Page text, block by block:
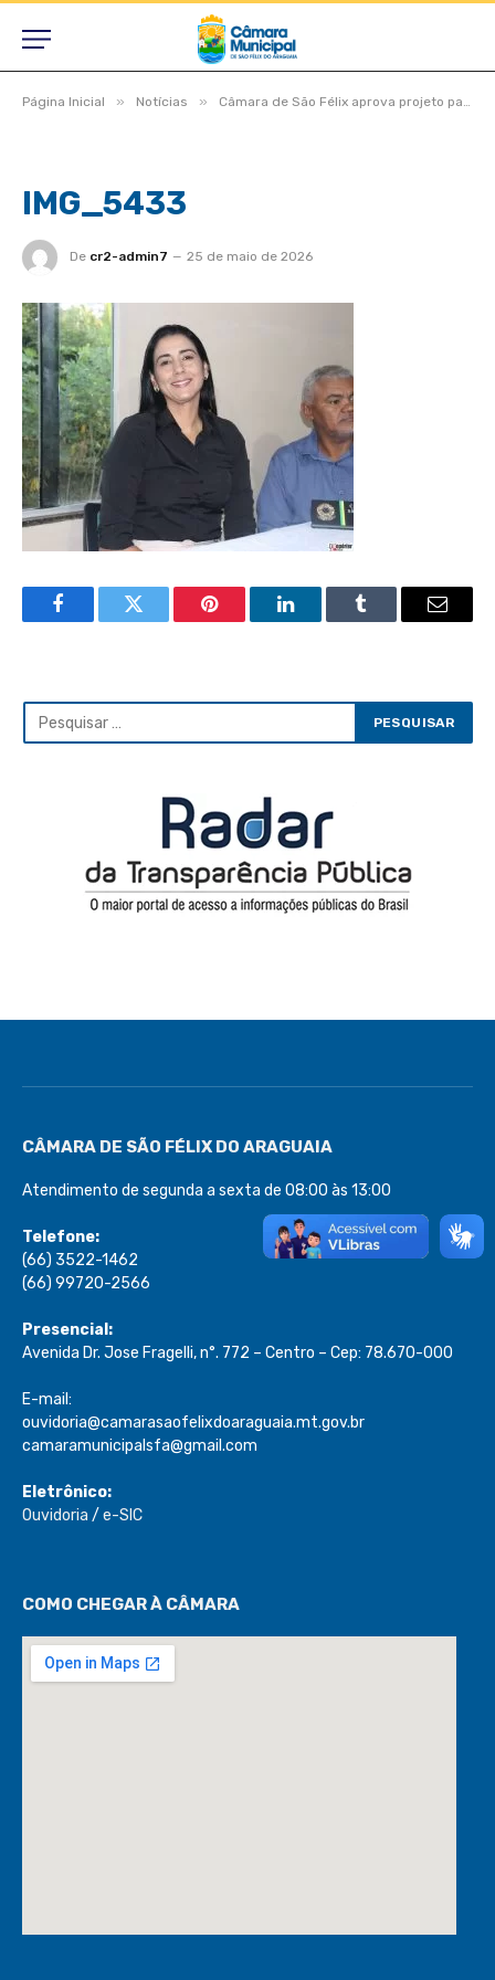
Página Inicial » Notícias » Câmara de São Félix aprova projeto para consórcio do aterro sanitário e vereadores destacam estradas, saúde e obras na zona rural
IMG_5433
De cr2-admin7 25 de maio de 2026
FacebookTwitter Pinterest LinkedInTumblr Email
CÂMARA DE SÃO FÉLIX DO ARAGUAIA
Atendimento de segunda a sexta de 08:00 às 13:00
Telefone:
(66) 3522-1462
(66) 99720-2566
Presencial:
Avenida Dr. Jose Fragelli, n°. 772 – Centro – Cep: 78.670-000
E-mail:
ouvidoria@camarasaofelixdoaraguaia.mt.gov.br
camaramunicipalsfa@gmail.com
Eletrônico:
Ouvidoria / e-SIC
COMO CHEGAR À CÂMARA